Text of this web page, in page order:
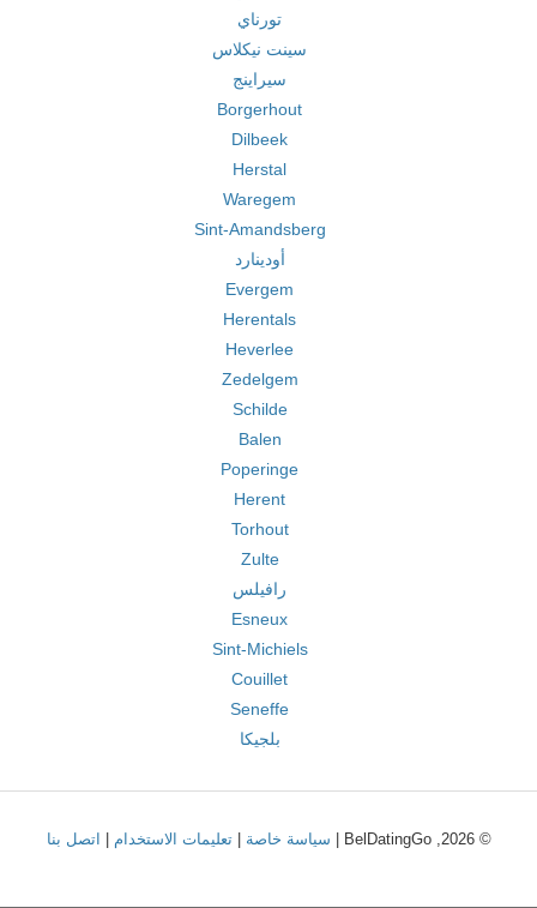
تورناي
سينت نيكلاس
سيراينج
Borgerhout
Dilbeek
Herstal
Waregem
Sint-Amandsberg
أودينارد
Evergem
Herentals
Heverlee
Zedelgem
Schilde
Balen
Poperinge
Herent
Torhout
Zulte
رافيلس
Esneux
Sint-Michiels
Couillet
Seneffe
بلجيكا
© 2026, BelDatingGo | سياسة خاصة |تعليمات الاستخدام اتصل بنا